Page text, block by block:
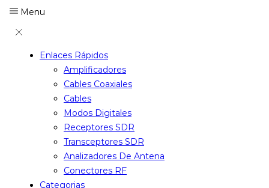
Menu
Enlaces Rápidos
Amplificadores
Cables Coaxiales
Cables
Modos Digitales
Receptores SDR
Transceptores SDR
Analizadores De Antena
Conectores RF
Categorias